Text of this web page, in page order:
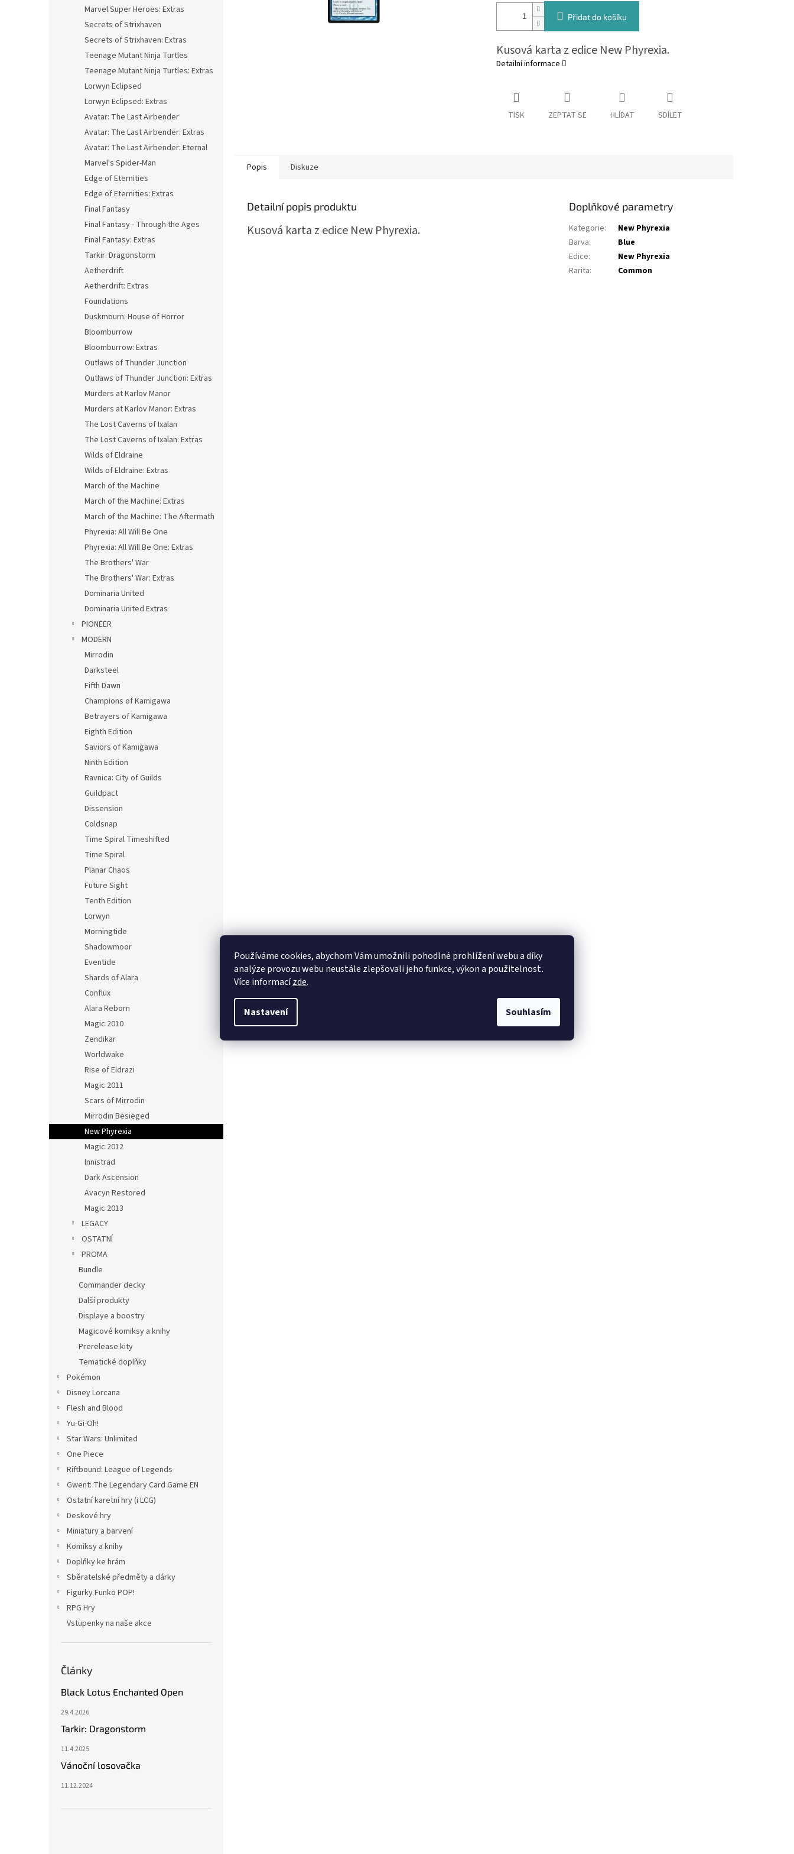
Používáme cookies, abychom Vám umožnili pohodlné prohlížení webu a díky
analýze provozu webu neustále zlepšovali jeho funkce, výkon a použitelnost.
Více informacízde.
Nastavení Souhlasím
Marvel Super Heroes: Extras
Secrets of Strixhaven
Secrets of Strixhaven: Extras
Teenage Mutant Ninja Turtles
Teenage Mutant Ninja Turtles: Extras
Lorwyn Eclipsed
Lorwyn Eclipsed: Extras
Avatar: The Last Airbender
Avatar: The Last Airbender: Extras
Avatar: The Last Airbender: Eternal
Marvel's Spider-Man
Edge of Eternities
Edge of Eternities: Extras
Final Fantasy
Final Fantasy - Through the Ages
Final Fantasy: Extras
Tarkir: Dragonstorm
Aetherdrift
Aetherdrift: Extras
Foundations
Duskmourn: House of Horror
Bloomburrow
Bloomburrow: Extras
Outlaws of Thunder Junction
Outlaws of Thunder Junction: Extras
Murders at Karlov Manor
Murders at Karlov Manor: Extras
The Lost Caverns of Ixalan
The Lost Caverns of Ixalan: Extras
Wilds of Eldraine
Wilds of Eldraine: Extras
March of the Machine
March of the Machine: Extras
March of the Machine: The Aftermath
Phyrexia: All Will Be One
Phyrexia: All Will Be One: Extras
The Brothers' War
The Brothers' War: Extras
Dominaria United
Dominaria United Extras
PIONEER
MODERN
Mirrodin
Darksteel
Fifth Dawn
Champions of Kamigawa
Betrayers of Kamigawa
Eighth Edition
Saviors of Kamigawa
Ninth Edition
Ravnica: City of Guilds
Guildpact
Dissension
Coldsnap
Time Spiral Timeshifted
Time Spiral
Planar Chaos
Future Sight
Tenth Edition
Lorwyn
Morningtide
Shadowmoor
Eventide
Shards of Alara
Conflux
Alara Reborn
Magic 2010
Zendikar
Worldwake
Rise of Eldrazi
Magic 2011
Scars of Mirrodin
Mirrodin Besieged
New Phyrexia
Magic 2012
Innistrad
Dark Ascension
Avacyn Restored
Magic 2013
LEGACY
OSTATNÍ
PROMA
Bundle
Commander decky
Další produkty
Displaye a boostry
Magicové komiksy a knihy
Prerelease kity
Tematické doplňky
Pokémon
Disney Lorcana
Flesh and Blood
Yu-Gi-Oh!
Star Wars: Unlimited
One Piece
Riftbound: League of Legends
Gwent: The Legendary Card Game EN
Ostatní karetní hry (i LCG)
Deskové hry
Miniatury a barvení
Komiksy a knihy
Doplňky ke hrám
Sběratelské předměty a dárky
Figurky Funko POP!
RPG Hry
Vstupenky na naše akce
Články
Black Lotus Enchanted Open
29.4.2026
Tarkir: Dragonstorm
11.4.2025
Vánoční losovačka
11.12.2024
Přidat do košíku
Kusová karta z edice New Phyrexia.
Detailní informace
TISK ZEPTAT SE HLÍDAT SDÍLET
Popis Diskuze
Detailní popis produktu
Kusová karta z edice New Phyrexia.
Doplňkové parametry
Kategorie:
New Phyrexia
Barva:
Blue
Edice:
New Phyrexia
Rarita: Common